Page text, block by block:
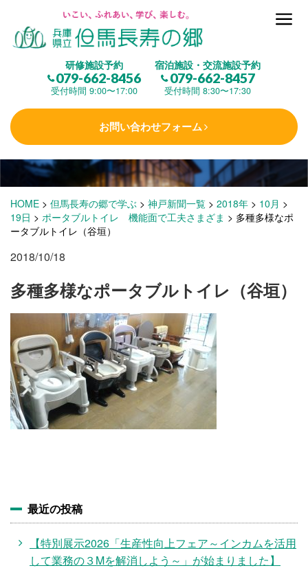
研修施設予約
079-662-8456
受付時間 9:00〜17:00
宿泊施設・交流施設予約
079-662-8457
受付時間 8:30〜17:30
お問い合わせフォーム
但馬長寿の郷とは
(研修施設)
楽しむ
学 ぶ(健康福祉)
泊まる(宿泊)
施設・料金
アクセス
HOME > 但馬長寿の郷で学ぶ > 神戸新聞一覧 > 2018年 > 10月 >
19日 > ポータブルトイレ 機能面で工夫さまざま > 多種多様なポ
ータブルトイレ（谷垣）
2018/10/18
多種多様なポータブルトイレ（谷垣）
最近の投稿
【特別展示2026「生産性向上フェア～インカムを活用
して業務の３Mを解消しよう～」が始まりました】